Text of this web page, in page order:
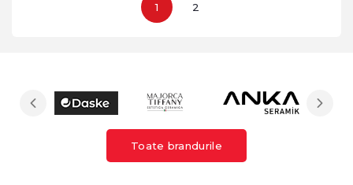
1 2
Toate brandurile